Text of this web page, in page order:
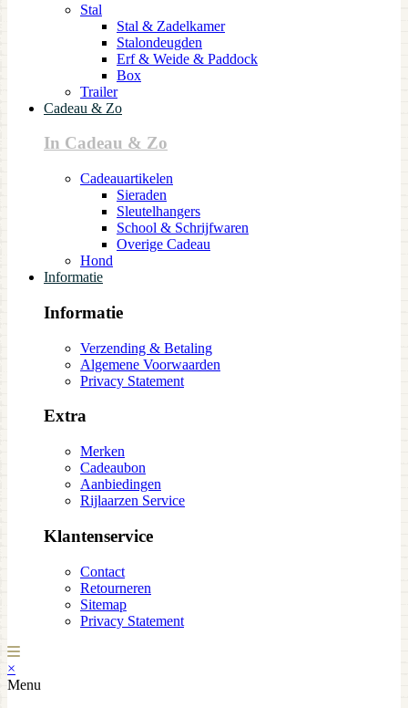
Stal
Stal & Zadelkamer
Stalondeugden
Erf & Weide & Paddock
Box
Trailer
Cadeau & Zo
In Cadeau & Zo
Cadeauartikelen
Sieraden
Sleutelhangers
School & Schrijfwaren
Overige Cadeau
Hond
Informatie
Informatie
Verzending & Betaling
Algemene Voorwaarden
Privacy Statement
Extra
Merken
Cadeaubon
Aanbiedingen
Rijlaarzen Service
Klantenservice
Contact
Retourneren
Sitemap
Privacy Statement
×
Menu